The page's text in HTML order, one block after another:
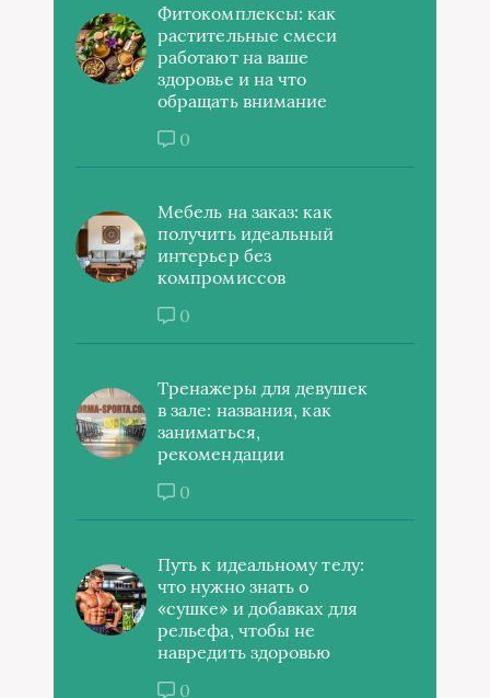
Фитокомплексы: как
растительные смеси
работают на ваше
здоровье и на что
обращать внимание
0
Мебель на заказ: как
получить идеальный
интерьер без
компромиссов
0
Тренажеры для девушек
в зале: названия, как
заниматься,
рекомендации
0
Путь к идеальному телу:
что нужно знать о
«сушке» и добавках для
рельефа, чтобы не
навредить здоровью
0